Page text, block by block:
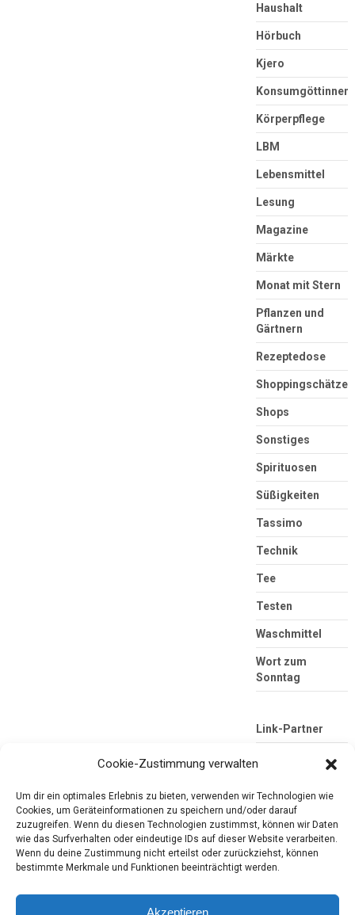
Haushalt
Hörbuch
Kjero
Konsumgöttinnen
Körperpflege
LBM
Lebensmittel
Lesung
Magazine
Märkte
Monat mit Stern
Pflanzen und
Gärtnern
Rezeptedose
Shoppingschätze
Shops
Sonstiges
Spirituosen
Süßigkeiten
Tassimo
Technik
Tee
Testen
Waschmittel
Wort zum
Sonntag
Link-Partner
Tester-Paradies
Produkttests und Alltag
Cookie-Zustimmung verwalten
Um dir ein optimales Erlebnis zu bieten, verwenden wir Technologien wie
Cookies, um Geräteinformationen zu speichern und/oder darauf
zuzugreifen. Wenn du diesen Technologien zustimmst, können wir Daten
wie das Surfverhalten oder eindeutige IDs auf dieser Website verarbeiten.
Wenn du deine Zustimmung nicht erteilst oder zurückziehst, können
bestimmte Merkmale und Funktionen beeinträchtigt werden.
Akzeptieren